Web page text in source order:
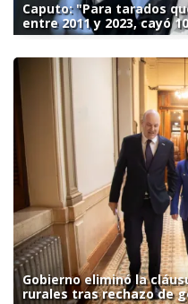
Caputo: "Para tarados
entre 2011 y 2023, cayó
Gobierno eliminó la
rurales tras rechazo de